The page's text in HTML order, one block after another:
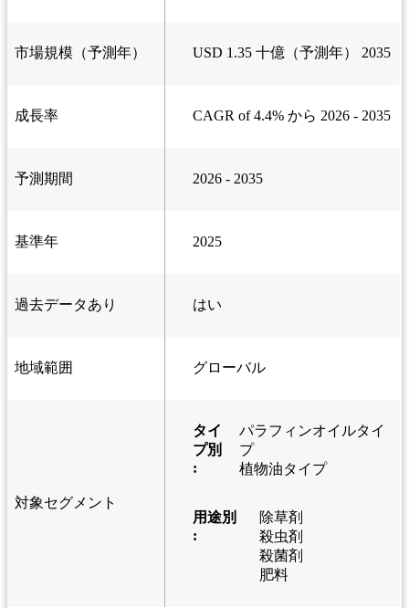
市場規模（予測年） USD 1.35 十億（予測年） 2035
成長率 CAGR of 4.4% から 2026 - 2035
予測期間 2026 - 2035
基準年 2025
過去データあり はい
地域範囲 グローバル
対象セグメント
タイ
プ別
:
パラフィンオイルタイ
プ
植物油タイプ
用途別
:
除草剤
殺虫剤
殺菌剤
肥料